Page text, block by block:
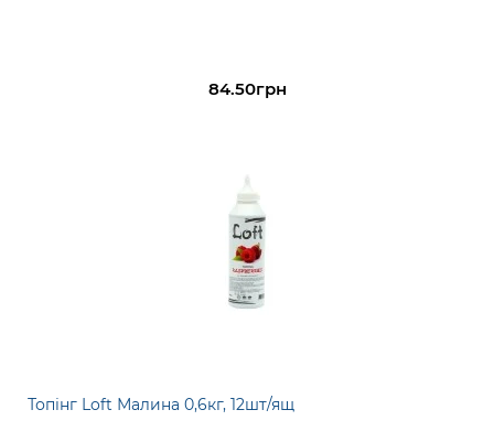
84.50грн
Топінг Loft Малина 0,6кг, 12шт/ящ